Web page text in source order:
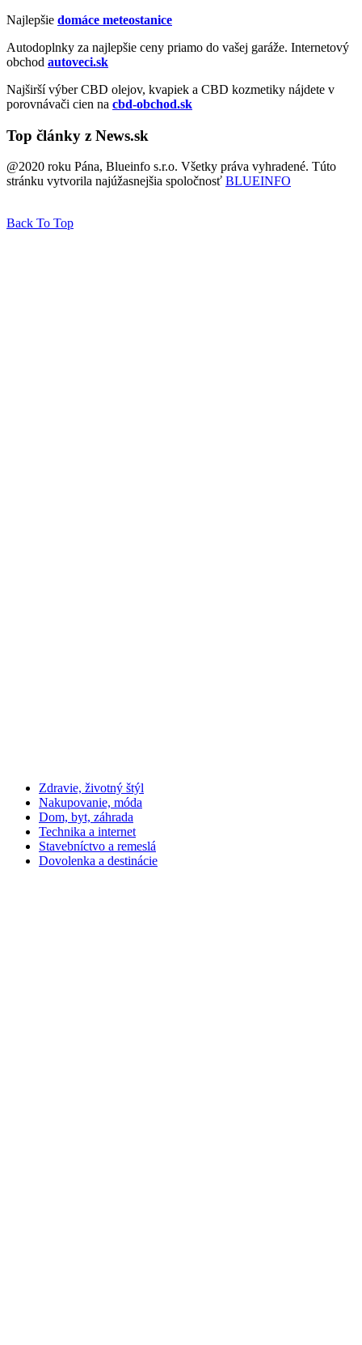
Najlepšie domáce meteostanice
Autodoplnky za najlepšie ceny priamo do vašej garáže. Internetový
obchod autoveci.sk
Najširší výber CBD olejov, kvapiek a CBD kozmetiky nájdete v
porovnávači cien na cbd-obchod.sk
Top články z News.sk
@2020 roku Pána, Blueinfo s.r.o. Všetky práva vyhradené. Túto
stránku vytvorila najúžasnejšia spoločnosť BLUEINFO
Back To Top
Zdravie, životný štýl
Nakupovanie, móda
Dom, byt, záhrada
Technika a internet
Stavebníctvo a remeslá
Dovolenka a destinácie